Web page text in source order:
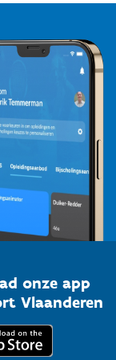
onze app
Vlaanderen